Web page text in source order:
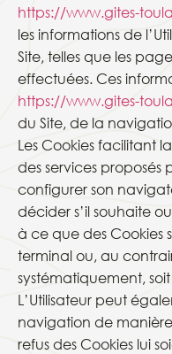
https://www.gites-
les informations de
Site, telles que les
effectuées. Ces
https://www.gites-
du Site, de la
Les Cookies facilitant
des services proposés
configurer son
décider s’il souhaite
à ce que des Cookies
terminal ou, au
systématiquement,
L’Utilisateur peut
navigation de
refus des Cookies lui